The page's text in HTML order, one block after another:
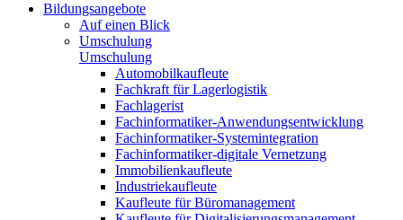
Bildungsangebote
Auf einen Blick
Umschulung
Umschulung
Automobilkaufleute
Fachkraft für Lagerlogistik
Fachlagerist
Fachinformatiker-Anwendungsentwicklung
Fachinformatiker-Systemintegration
Fachinformatiker-digitale Vernetzung
Immobilienkaufleute
Industriekaufleute
Kaufleute für Büromanagement